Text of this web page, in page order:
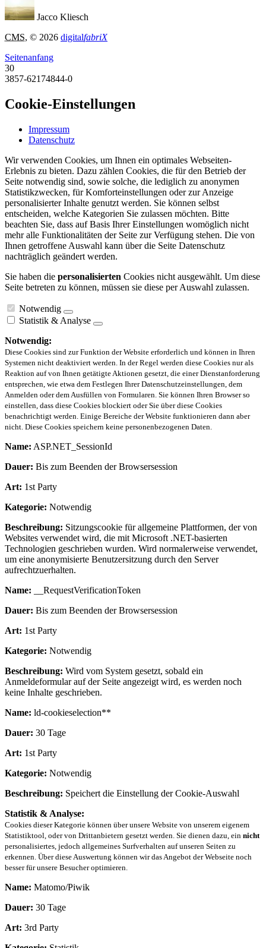
Jacco Kliesch
CMS, © 2026 digitalfabriX
Seitenanfang
30
3857-62174844-0
Cookie-Einstellungen
Impressum
Datenschutz
Wir verwenden Cookies, um Ihnen ein optimales Webseiten-
Erlebnis zu bieten. Dazu zählen Cookies, die für den Betrieb der
Seite notwendig sind, sowie solche, die lediglich zu anonymen
Statistikzwecken, für Komforteinstellungen oder zur Anzeige
personalisierter Inhalte genutzt werden. Sie können selbst
entscheiden, welche Kategorien Sie zulassen möchten. Bitte
beachten Sie, dass auf Basis Ihrer Einstellungen womöglich nicht
mehr alle Funktionalitäten der Seite zur Verfügung stehen. Die von
Ihnen getroffene Auswahl kann über die Seite Datenschutz
nachträglich geändert werden.
Sie haben die personalisierten Cookies nicht ausgewählt. Um diese
Seite betreten zu können, müssen sie diese per Auswahl zulassen.
Notwendig
Statistik & Analyse
Notwendig:
Diese Cookies sind zur Funktion der Website erforderlich und können in Ihren
Systemen nicht deaktiviert werden. In der Regel werden diese Cookies nur als
Reaktion auf von Ihnen getätigte Aktionen gesetzt, die einer Dienstanforderung
entsprechen, wie etwa dem Festlegen Ihrer Datenschutzeinstellungen, dem
Anmelden oder dem Ausfüllen von Formularen. Sie können Ihren Browser so
einstellen, dass diese Cookies blockiert oder Sie über diese Cookies
benachrichtigt werden. Einige Bereiche der Website funktionieren dann aber
nicht. Diese Cookies speichern keine personenbezogenen Daten.
Name: ASP.NET_SessionId
Dauer: Bis zum Beenden der Browsersession
Art: 1st Party
Kategorie: Notwendig
Beschreibung: Sitzungscookie für allgemeine Plattformen, der von
Websites verwendet wird, die mit Microsoft .NET-basierten
Technologien geschrieben wurden. Wird normalerweise verwendet,
um eine anonymisierte Benutzersitzung durch den Server
aufrechtzuerhalten.
Name: __RequestVerificationToken
Dauer: Bis zum Beenden der Browsersession
Art: 1st Party
Kategorie: Notwendig
Beschreibung: Wird vom System gesetzt, sobald ein
Anmeldeformular auf der Seite angezeigt wird, es werden noch
keine Inhalte geschrieben.
Name: ld-cookieselection**
Dauer: 30 Tage
Art: 1st Party
Kategorie: Notwendig
Beschreibung: Speichert die Einstellung der Cookie-Auswahl
Statistik & Analyse:
Cookies dieser Kategorie können über unsere Website von unserem eigenem
Statistiktool, oder von Drittanbietern gesetzt werden. Sie dienen dazu, ein nicht
personalisiertes, jedoch allgemeines Surfverhalten auf unseren Seiten zu
erkennen. Über diese Auswertung können wir das Angebot der Webseite noch
besser für unsere Besucher optimieren.
Name: Matomo/Piwik
Dauer: 30 Tage
Art: 3rd Party